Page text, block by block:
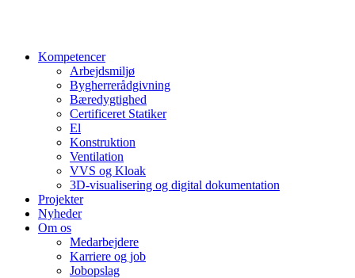
Kompetencer
Arbejdsmiljø
Bygherrerådgivning
Bæredygtighed
Certificeret Statiker
El
Konstruktion
Ventilation
VVS og Kloak
3D-visualisering og digital dokumentation
Projekter
Nyheder
Om os
Medarbejdere
Karriere og job
Jobopslag